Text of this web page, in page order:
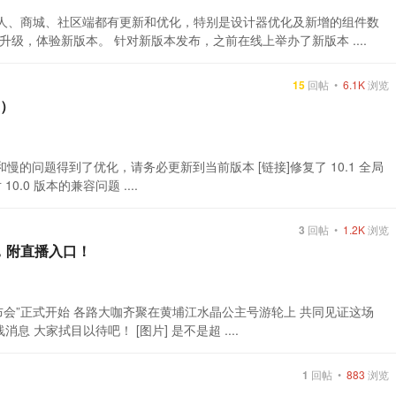
商城、社区端都有更新和优化，特别是设计器优化及新增的组件数
级，体验新版本。 针对新版本发布，之前在线上举办了新版本 ....
15 回帖 •6.1K浏览
的问题得到了优化，请务必更新到当前版本 [链接]修复了 10.1 全局
版本的兼容问题 ....
3 回帖 • 1.2K浏览
直播入口！
”正式开始 各路大咖齐聚在黄埔江水晶公主号游轮上 共同见证这场
息 大家拭目以待吧！ [图片] 是不是超 ....
1 回帖 •883 浏览